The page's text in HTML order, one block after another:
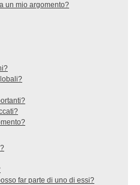
un mio argomento?
far parte di uno di essi?